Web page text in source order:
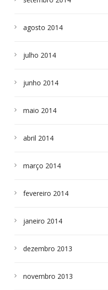
agosto 2014
julho 2014
junho 2014
maio 2014
abril 2014
março 2014
fevereiro 2014
janeiro 2014
dezembro 2013
novembro 2013